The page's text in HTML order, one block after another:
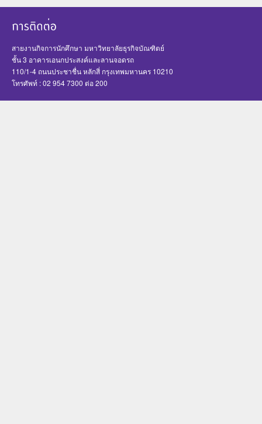
สายงานกิจการนักศึกษา มหาวิทยาลัยธุรกิจบัณฑิตย์
ชั้น 3 อาคารเอนกประสงค์และลานจอดรถ
110/1-4 ถนนประชาชื่น หลักสี่ กรุงเทพมหานคร 10210
โทรศัพท์ : 02 954 7300 ต่อ 200